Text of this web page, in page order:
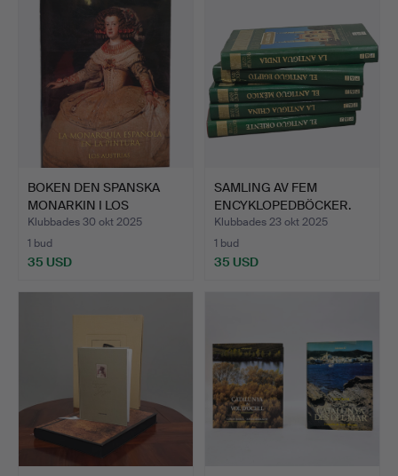
BOKEN DEN SPANSKA
MONARKIN I LOS
AUSTRIAS …
Klubbades 30 okt 2025
1 bud
35 USD
SAMLING AV FEM
ENCYKLOPEDBÖCKER.
Klubbades 23 okt 2025
1 bud
35 USD